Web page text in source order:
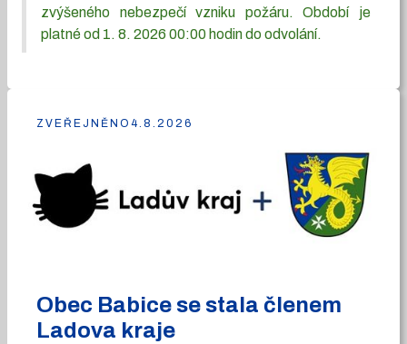
zvýšeného nebezpečí vzniku požáru. Období je
platné od 1. 8. 2026 00:00 hodin do odvolání.
Obec Babice se stala členem
Ladova kraje
ZVEŘEJNĚNO 4.8.2026